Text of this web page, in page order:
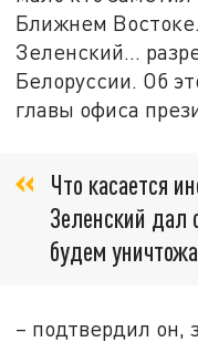
Ближнем
Зеленский…
Белоруссии. Об
главы офиса
Что касается
Зеленский дал
будем
– подтвердил он,